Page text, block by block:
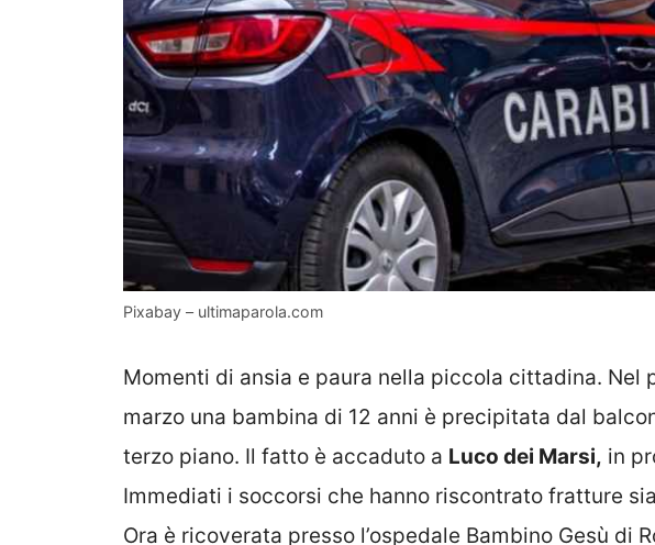
Pixabay – ultimaparola.com
Momenti di ansia e paura nella piccola cittadina. Nel
marzo una bambina di 12 anni è precipitata dal
terzo piano. Il fatto è accaduto a Luco dei Marsi, in
Immediati i soccorsi che hanno riscontrato fratture
Ora è ricoverata presso l’ospedale Bambino Gesù di